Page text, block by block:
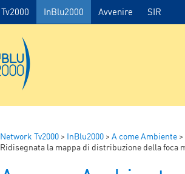
Tv2000 InBlu2000 Avvenire SIR
Network Tv2000 > InBlu2000 > A come Ambiente >
Ridisegnata la mappa di distribuzione della foca